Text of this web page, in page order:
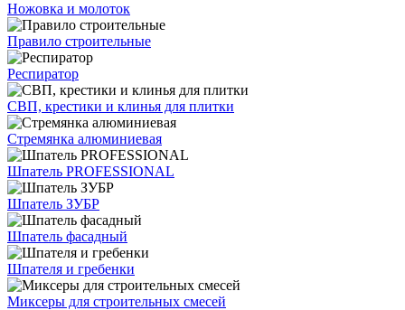
Ножовка и молоток
Правило строительные
Респиратор
СВП, крестики и клинья для плитки
Стремянка алюминиевая
Шпатель PROFESSIONAL
Шпатель ЗУБР
Шпатель фасадный
Шпателя и гребенки
Миксеры для строительных смесей